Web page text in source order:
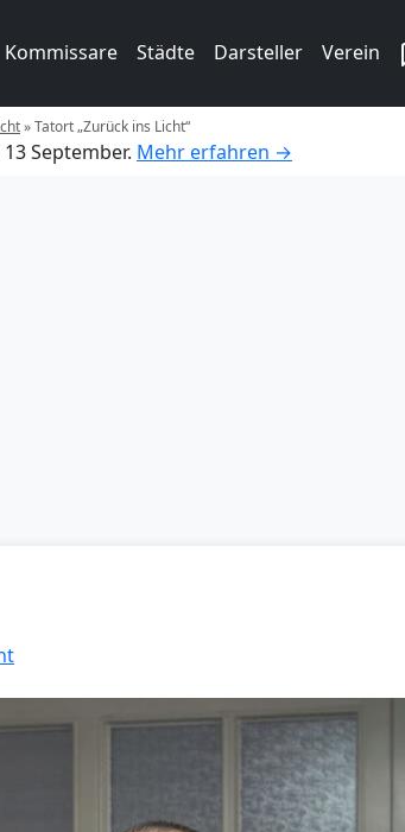
Kommissare Städte Darsteller Verein
»Tatort „Zurück ins Licht“
September. Mehr erfahren →